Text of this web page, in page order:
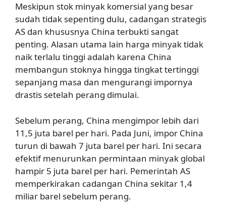
Meskipun stok minyak komersial yang besar
sudah tidak sepenting dulu, cadangan strategis
AS dan khususnya China terbukti sangat
penting. Alasan utama lain harga minyak tidak
naik terlalu tinggi adalah karena China
membangun stoknya hingga tingkat tertinggi
sepanjang masa dan mengurangi impornya
drastis setelah perang dimulai.
Sebelum perang, China mengimpor lebih dari
11,5 juta barel per hari. Pada Juni, impor China
turun di bawah 7 juta barel per hari. Ini secara
efektif menurunkan permintaan minyak global
hampir 5 juta barel per hari. Pemerintah AS
memperkirakan cadangan China sekitar 1,4
miliar barel sebelum perang.